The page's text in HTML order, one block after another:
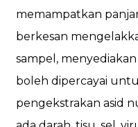
memampatkan
berkesan
sampel,
boleh dipercayai
pengekstrakan asid